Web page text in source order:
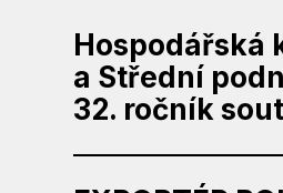
Hospodářská
a Střední
32. ročník